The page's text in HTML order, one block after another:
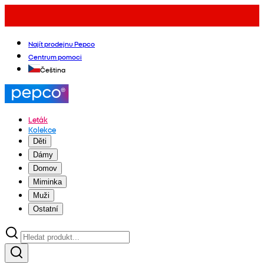
Najít prodejnu Pepco
Centrum pomoci
Čeština
Leták
Kolekce
Děti
Dámy
Domov
Miminka
Muži
Ostatní